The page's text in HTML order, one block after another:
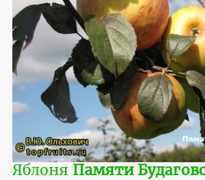
Яблоня Памяти